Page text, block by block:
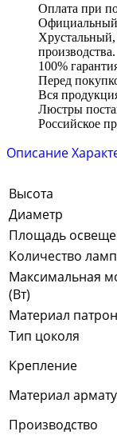
Оплата при
Официальный
производства.
100%
Перед
Вся
Люстры
Российское
Описание
Высота
Диаметр
Площадь
Количество
Максимальная
(Вт)
Материал
Тип цоколя
Крепление
Материал
Производство